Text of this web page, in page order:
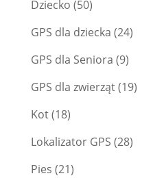
Dziecko (50)
GPS dla dziecka (24)
GPS dla Seniora (9)
GPS dla zwierząt(19)
Kot(18)
Lokalizator GPS (28)
Pies (21)